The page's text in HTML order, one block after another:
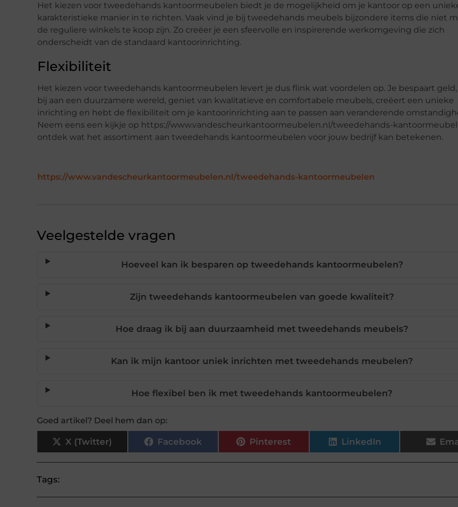
Het kiezen voor tweedehands kantoormeubelen biedt je de mogelijkheid om je kantoor op een
karakteristieke manier in te richten. Vaak vind je bij tweedehands meubels bijzondere items die niet
de reguliere winkels te koop zijn. Zo creëer je een sfeervolle en inspirerende werkomgeving die zich
onderscheidt van de standaard kantoorinrichting.
Flexibiliteit
Het kiezen voor tweedehands kantoormeubelen levert je dus flink wat voordelen op. Je bespaart
bij aan een duurzamere wereld, geniet van kwalitatieve en comfortabele meubels, creëert een unieke
inrichting en hebt de flexibiliteit om je kantoorinrichting aan te passen aan veranderende
Neem eens een kijkje op https://www.vandescheurkantoormeubelen.nl/tweedehands-
ontdek wat het assortiment aan tweedehands kantoormeubelen voor jouw bedrijf kan betekenen.
https://www.vandescheurkantoormeubelen.nl/tweedehands-kantoormeubelen
Veelgestelde vragen
Hoeveel kan ik besparen op tweedehands kantoormeubelen?
Zijn tweedehands kantoormeubelen van goede kwaliteit?
Hoe draag ik bij aan duurzaamheid met tweedehands meubels?
Kan ik mijn kantoor uniek inrichten met tweedehands meubelen?
Hoe flexibel ben ik met tweedehands kantoormeubelen?
Goed artikel? Deel hem dan op:
X (Twitter) Facebook Pinterest LinkedIn
Tags: